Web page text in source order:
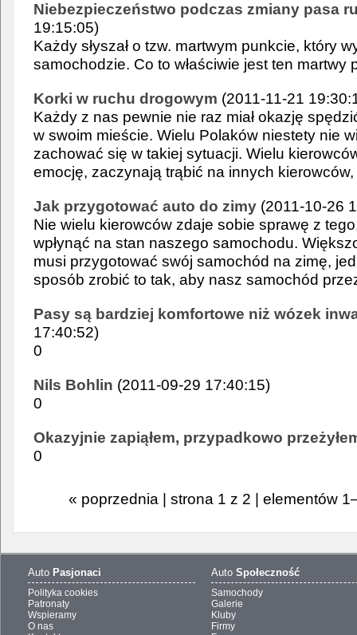
Niebezpieczeństwo podczas zmiany pasa
19:15:05)
Każdy słyszał o tzw. martwym punkcie, który
samochodzie. Co to właściwie jest ten martwy
Korki w ruchu drogowym (2011-11-21
Każdy z nas pewnie nie raz miał okazję
w swoim mieście. Wielu Polaków niestety nie
zachować się w takiej sytuacji. Wielu
emocję, zaczynają trąbić na innych
Jak przygotować auto do zimy (2011-10-26
Nie wielu kierowców zdaje sobie sprawę z
wpłynąć na stan naszego samochodu.
musi przygotować swój samochód na zimę,
sposób zrobić to tak, aby nasz samochód
Pasy są bardziej komfortowe niż wózek
17:40:52)
0
Nils Bohlin (2011-09-29 17:40:15)
0
Okazyjnie zapiąłem, przypadkowo
0
« poprzednia | strona 1 z 2 | elementów
Auto Pasjonaci
Polityka cookies
Patronaty
Wspieramy
O nas
Auto Społeczność
Samochody
Galerie
Kluby
Firmy